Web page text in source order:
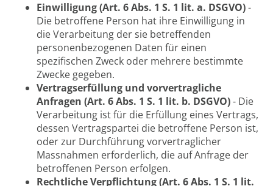
Einwilligung (Art. 6 Abs. 1 S. 1 lit. a. DSGVO)-
Die betroffene Person hat ihre Einwilligung in
die Verarbeitung der sie betreffenden
personenbezogenen Daten für einen
spezifischen Zweck oder mehrere bestimmte
Zwecke gegeben.
Vertragserfüllung und vorvertragliche
Anfragen (Art. 6 Abs. 1 S. 1 lit. b. DSGVO)- Die
Verarbeitung ist für die Erfüllung eines Vertrags,
dessen Vertragspartei die betroffene Person ist,
oder zur Durchführung vorvertraglicher
Massnahmen erforderlich, die auf Anfrage der
betroffenen Person erfolgen.
Rechtliche Verpflichtung (Art. 6 Abs. 1 S. 1 lit.